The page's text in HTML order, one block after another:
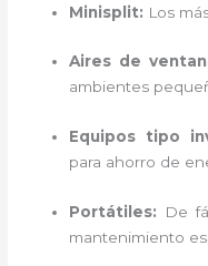
Minisplit: Los
Aires de
ambientes
Equipos tipo
para ahorro de
Portátiles: De
mantenimiento